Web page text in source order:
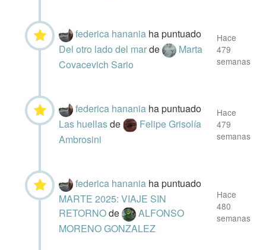
federica hanania ha puntuado
Del otro lado del marde
Marta
Covacevich Sario
Hace
479
semanas
federica hanania ha puntuado
Las huellasde
Felipe Grisolía
Ambrosini
Hace
479
semanas
federica hanania ha puntuado
MARTE 2025: VIAJE SIN
RETORNOde
ALFONSO
MORENO GONZALEZ
Hace
480
semanas